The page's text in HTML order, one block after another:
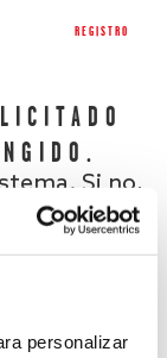
personalizar
REGISTRO
Si no,